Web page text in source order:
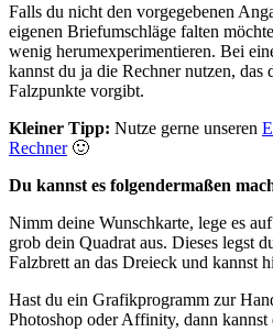
Falls du nicht den vorgegebenen
eigenen Briefumschläge falten
wenig herumexperimentieren. Bei
kannst du ja die Rechner nutzen, das
Falzpunkte vorgibt.
Kleiner Tipp: Nutze gerne unseren
Rechner🙂
Du kannst es folgendermaßen
Nimm deine Wunschkarte, lege es
grob dein Quadrat aus. Dieses legst
Falzbrett an das Dreieck und kannst
Hast du ein Grafikprogramm zur
Photoshop oder Affinity, dann kannst